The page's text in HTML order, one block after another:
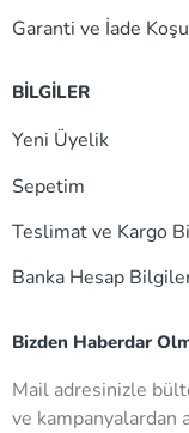
Garanti ve İade
BİLGİLER
Yeni Üyelik
Sepetim
Teslimat ve Kargo
Banka Hesap
Bizden Haberdar
Mail adresinizle
ve kampanyalardan